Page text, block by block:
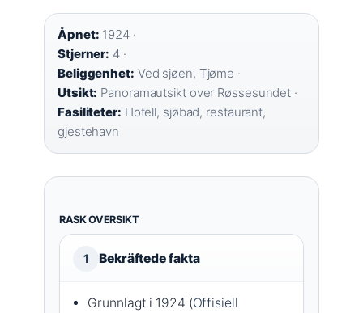
Åpnet: 1924 ·
Stjerner: 4 ·
Beliggenhet: Ved sjøen, Tjøme ·
Utsikt: Panoramautsikt over Røssesundet ·
Fasiliteter: Hotell, sjøbad, restaurant,
gjestehavn
RASK OVERSIKT
1 Bekräftede fakta
Grunnlagt i 1924 (Offisiell